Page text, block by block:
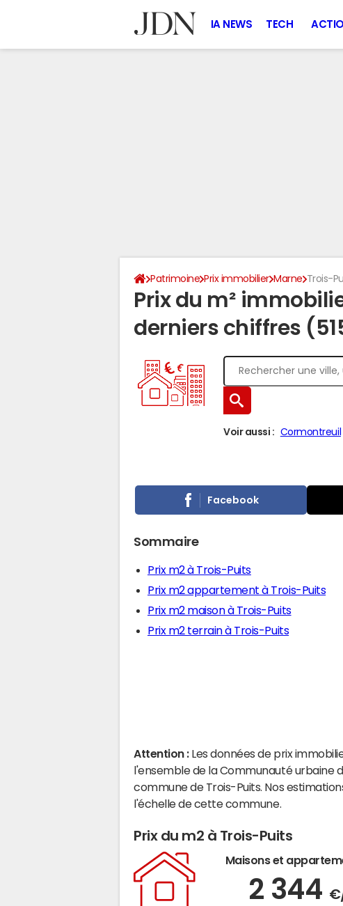
IA NEWS TECH
Patrimoine Prix immobilier Marne Trois-
Prix du m²
derniers chiffres
Voir aussi : Cormontreuil
Facebook
Sommaire
Prix m2 à Trois-Puits
Prix m2 appartement à Trois-Puits
Prix m2 maison à Trois-Puits
Prix m2 terrain à Trois-Puits
Attention : Les données de prix
l'ensemble de la Communauté urbaine
commune de Trois-Puits. Nos
l'échelle de cette commune.
Prix du m2 à Trois-Puits
Maisons et
2 344